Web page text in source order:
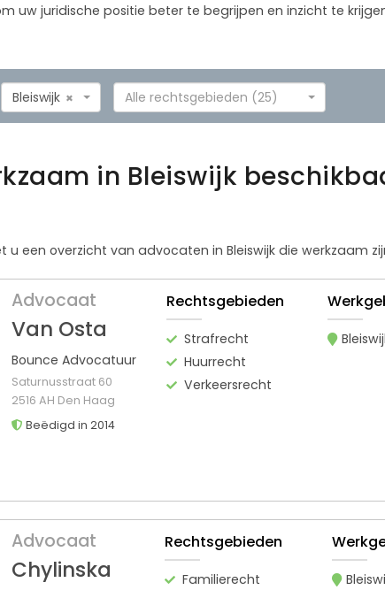
uw juridische positie beter te begrijpen en inzicht te
×
Bleiswijk Alle rechtsgebieden (25)
in Bleiswijk
een overzicht van advocaten in Bleiswijk die werkzaam
Advocaat
Van Osta
Bounce Advocatuur
Saturnusstraat 60
2516 AH Den Haag
Beëdigd in 2014
Rechtsgebieden
Strafrecht
Huurrecht
Verkeersrecht
Advocaat
Chylinska
Rechtsgebieden
Familierecht